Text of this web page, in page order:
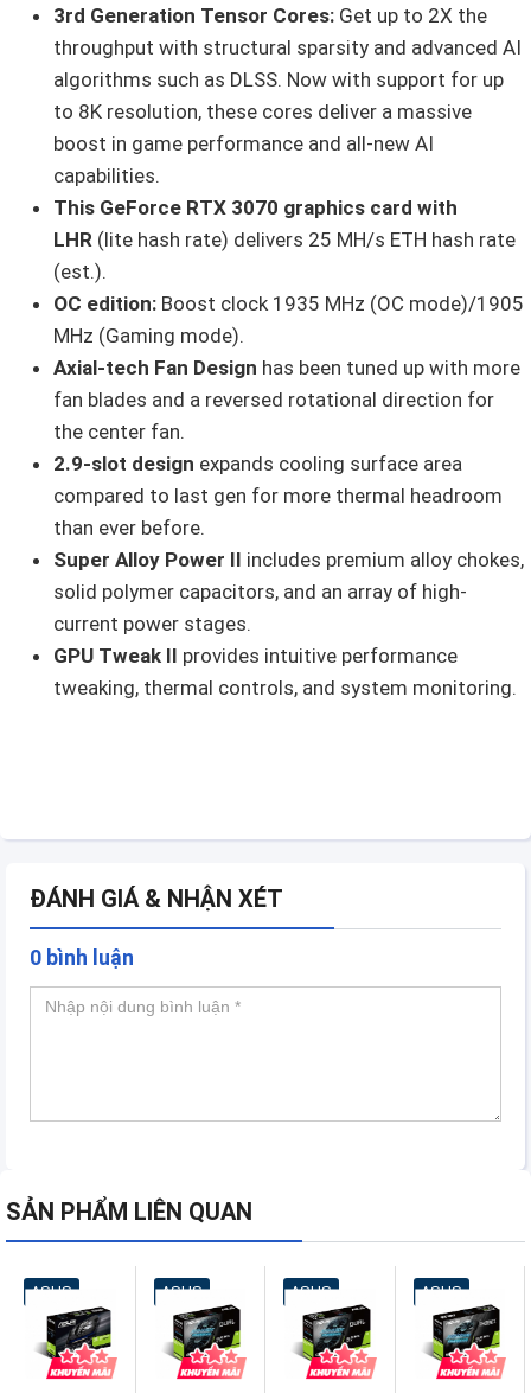
3rd Generation Tensor Cores: Get up to 2X the
throughput with structural sparsity and advanced AI
algorithms such as DLSS. Now with support for up
to 8K resolution, these cores deliver a massive
boost in game performance and all-new AI
capabilities.
This GeForce RTX 3070 graphics card with
LHR (lite hash rate) delivers 25 MH/s ETH hash rate
(est.).
OC edition: Boost clock 1935 MHz (OC mode)/1905
MHz (Gaming mode).
Axial-tech Fan Design has been tuned up with more
fan blades and a reversed rotational direction for
the center fan.
2.9-slot design expands cooling surface area
compared to last gen for more thermal headroom
than ever before.
Super Alloy Power II includes premium alloy chokes,
solid polymer capacitors, and an array of high-
current power stages.
GPU Tweak II provides intuitive performance
tweaking, thermal controls, and system monitoring.
ĐÁNH GIÁ & NHẬN XÉT
0 bình luận
SẢN PHẨM LIÊN QUAN
ASUS ASUS ASUS ASUS